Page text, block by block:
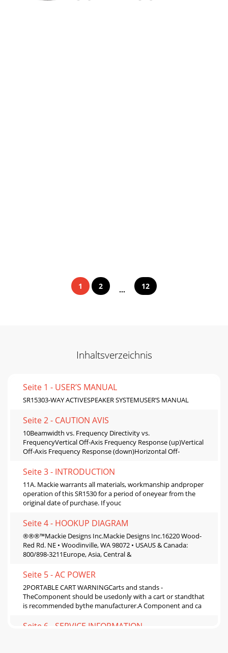
1 2 ... 12
Inhaltsverzeichnis
Seite 1 - USER’S MANUAL
SR15303-WAY ACTIVESPEAKER SYSTEMUSER’S MANUAL
Seite 2 - CAUTION AVIS
10Beamwidth vs. Frequency Directivity vs.
FrequencyVertical Off-Axis Frequency Response (up)Vertical
Off-Axis Frequency Response (down)Horizontal Off-
Seite 3 - INTRODUCTION
11A. Mackie warrants all materials, workmanship andproper
operation of this SR1530 for a period of oneyear from the
original date of purchase. If youc
Seite 4 - HOOKUP DIAGRAM
®®®™Mackie Designs Inc.Mackie Designs Inc.16220 Wood-
Red Rd. NE • Woodinville, WA 98072 • USAUS & Canada:
800/898-3211Europe, Asia, Central &
Seite 5 - AC POWER
2PORTABLE CART WARNINGCarts and stands -
TheComponent should be usedonly with a cart or standthat
is recommended bythe manufacturer.A Component and ca
Seite 6 - SERVICE INFORMATION